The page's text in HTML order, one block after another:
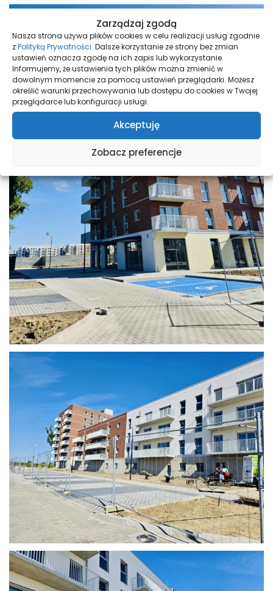
Zarządzaj zgodą
Nasza strona używa plików cookies w celu realizacji usług zgodnie
zPolityką Prywatności. Dalsze korzystanie ze strony bez zmian
ustawień oznacza zgodę na ich zapis lub wykorzystanie.
Informujemy, że ustawienia tych plików można zmienić w
dowolnym momencie za pomocą ustawień przeglądarki. Możesz
określić warunki przechowywania lub dostępu do cookies w Twojej
przeglądarce lub konfiguracji usługi.
Akceptuję
Zobacz preferencje